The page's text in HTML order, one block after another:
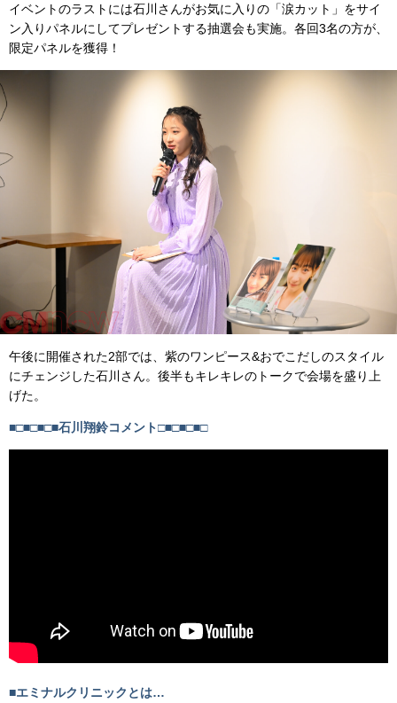
イベントのラストには石川さんがお気に入りの「涙カット」をサイ
ン入りパネルにしてプレゼントする抽選会も実施。各回3名の方が、
限定パネルを獲得！
午後に開催された2部では、紫のワンピース&おでこだしのスタイル
にチェンジした石川さん。後半もキレキレのトークで会場を盛り上
げた。
■□■□■□■石川翔鈴コメント□■□■□■□
■エミナルクリニックとは…